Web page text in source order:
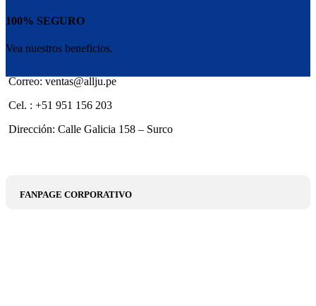
100% SEGURO
Vea nuestros beneficios.
Correo: ventas@allju.pe
Cel. : +51 951 156 203
Dirección: Calle Galicia 158 – Surco
FANPAGE CORPORATIVO